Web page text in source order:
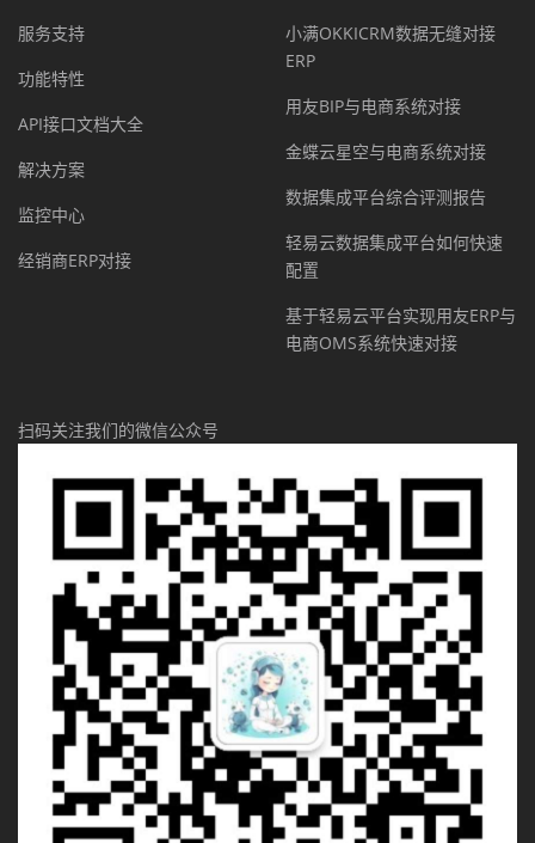
服务支持
功能特性
API接口文档大全
解决方案
监控中心
经销商ERP对接
小满OKKICRM数据无缝对接
ERP
用友BIP与电商系统对接
金蝶云星空与电商系统对接
数据集成平台综合评测报告
轻易云数据集成平台如何快速
配置
基于轻易云平台实现用友ERP与
电商OMS系统快速对接
扫码关注我们的微信公众号